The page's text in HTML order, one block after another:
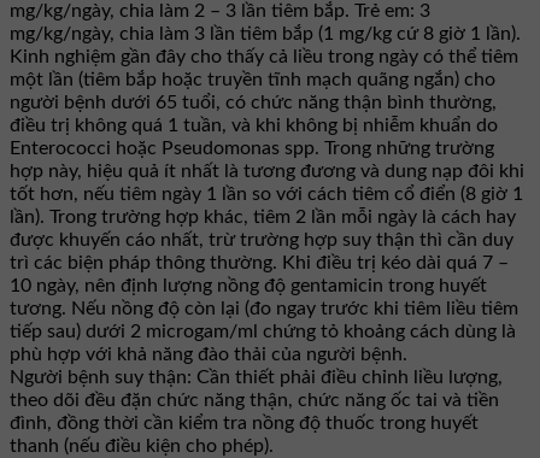
mg/kg/ngày, chia làm 2 – 3 lần tiêm bắp. Trẻ em: 3
mg/kg/ngày, chia làm 3 lần tiêm bắp (1 mg/kg cứ 8 giờ 1 lần).
Kinh nghiệm gần đây cho thấy cả liều trong ngày có thể tiêm
một lần (tiêm bắp hoặc truyền tĩnh mạch quãng ngắn) cho
người bệnh dưới 65 tuổi, có chức năng thận bình thường,
điều trị không quá 1 tuần, và khi không bị nhiễm khuẩn do
Enterococci hoặc Pseudomonas spp. Trong những trường
hợp này, hiệu quả ít nhất là tương đương và dung nạp đôi khi
tốt hơn, nếu tiêm ngày 1 lần so với cách tiêm cổ điển (8 giờ 1
lần). Trong trường hợp khác, tiêm 2 lần mỗi ngày là cách hay
được khuyến cáo nhất, trừ trường hợp suy thận thì cần duy
trì các biện pháp thông thường. Khi điều trị kéo dài quá 7 –
10 ngày, nên định lượng nồng độ gentamicin trong huyết
tương. Nếu nồng độ còn lại (đo ngay trước khi tiêm liều tiêm
tiếp sau) dưới 2 microgam/ml chứng tỏ khoảng cách dùng là
phù hợp với khả năng đào thải của người bệnh.
Người bệnh suy thận: Cần thiết phải điều chỉnh liều lượng,
theo dõi đều đặn chức năng thận, chức năng ốc tai và tiền
đình, đồng thời cần kiểm tra nồng độ thuốc trong huyết
thanh (nếu điều kiện cho phép).